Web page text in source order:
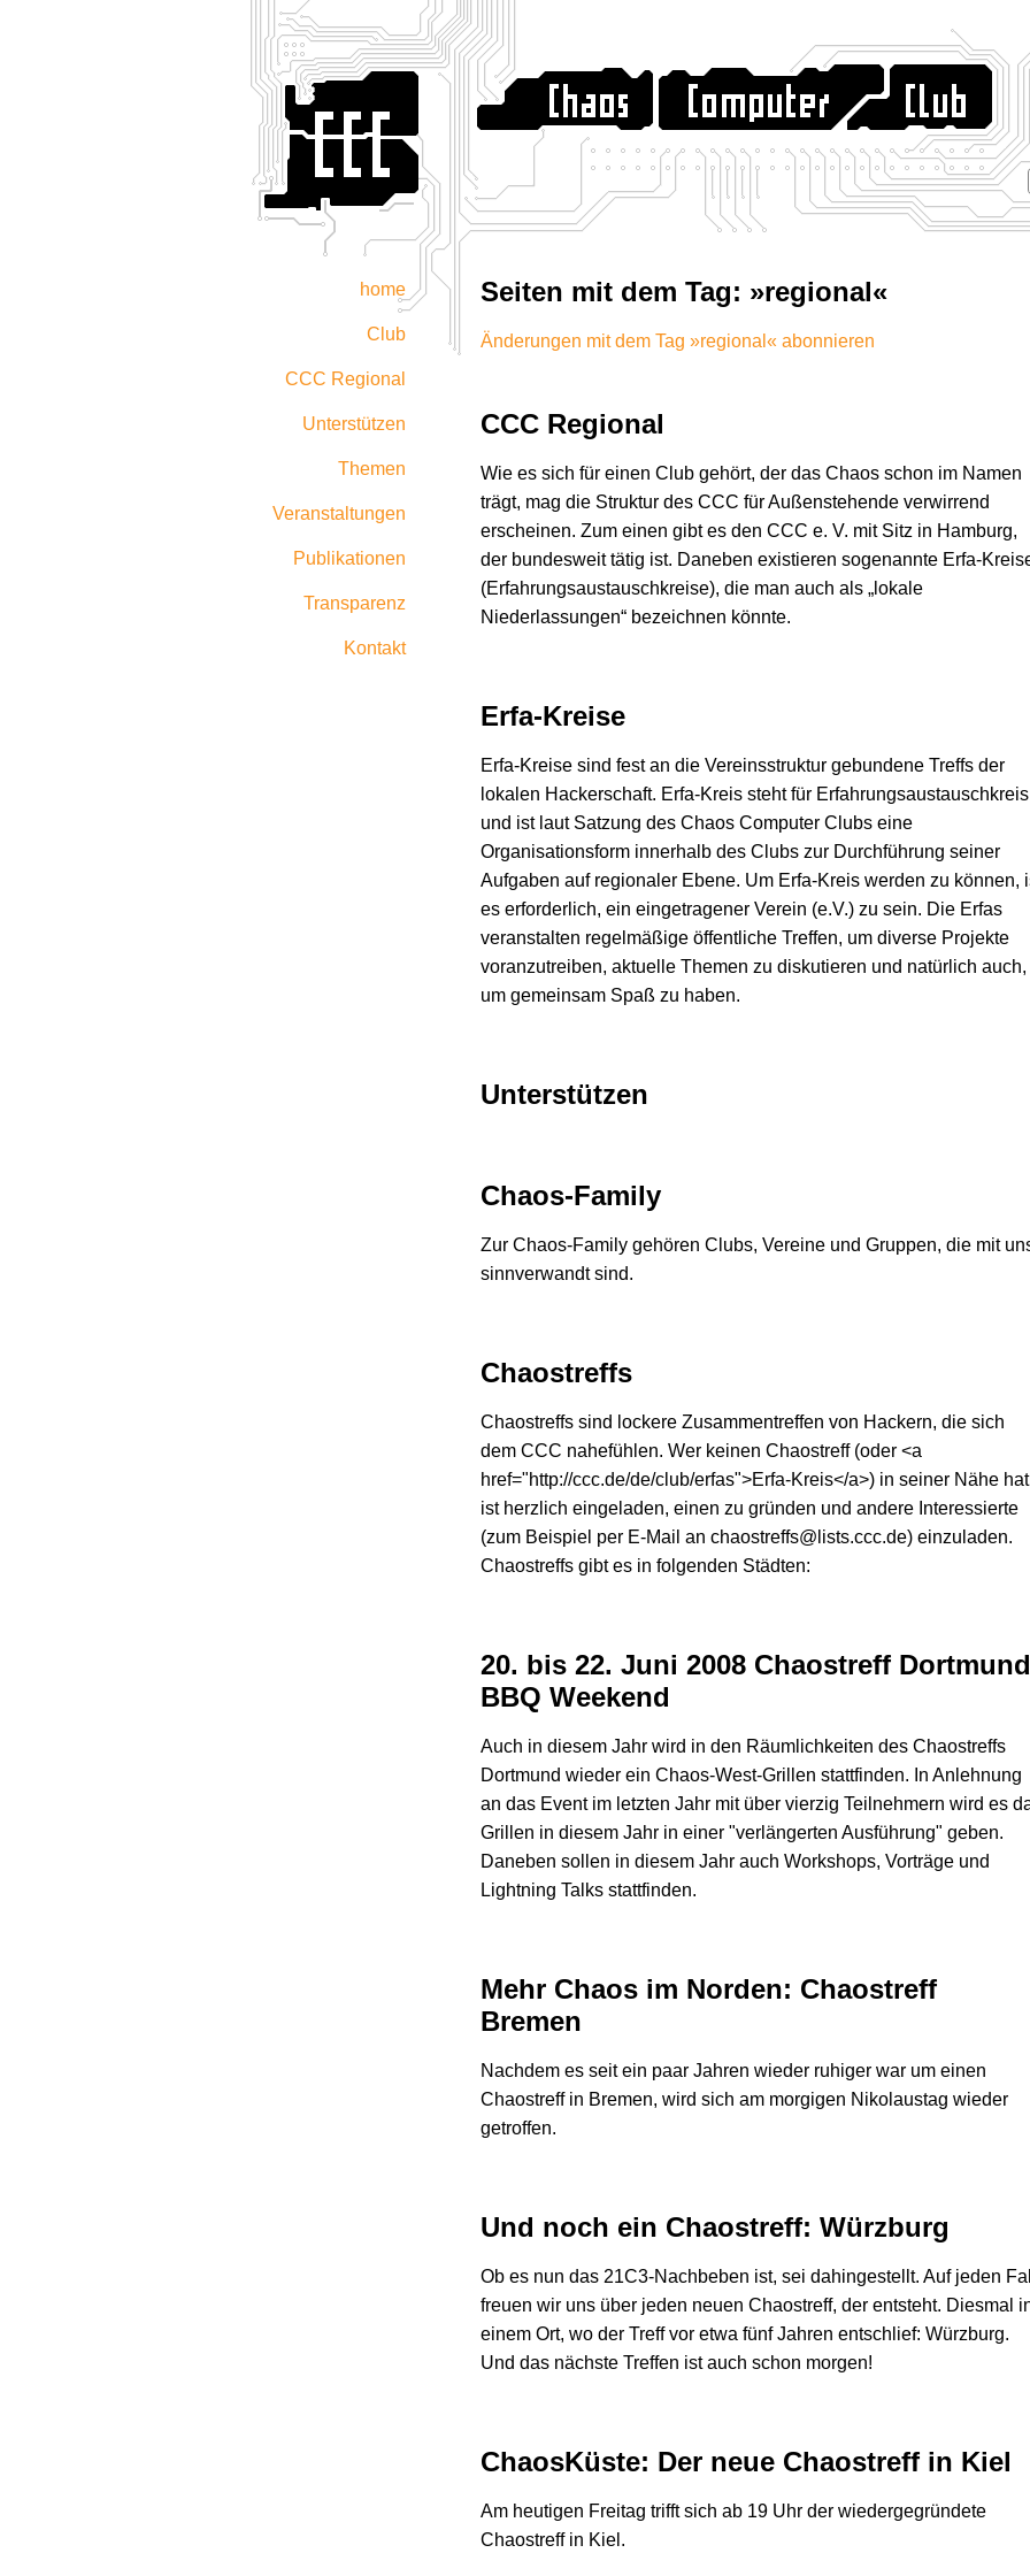
home
Club
CCC Regional
Unterstützen
Themen
Veranstaltungen
Publikationen
Transparenz
Kontakt
Seiten mit dem Tag: »regional«
Änderungen mit dem Tag »regional« abonnieren
CCC Regional
Wie es sich für einen Club gehört, der das Chaos schon im Namen
trägt, mag die Struktur des CCC für Außenstehende verwirrend
erscheinen. Zum einen gibt es den CCC e. V. mit Sitz in Hamburg,
der bundesweit tätig ist. Daneben existieren sogenannte Erfa-
(Erfahrungsaustauschkreise), die man auch als „lokale
Niederlassungen“ bezeichnen könnte.
Erfa-Kreise
Erfa-Kreise sind fest an die Vereinsstruktur gebundene Treffs der
lokalen Hackerschaft. Erfa-Kreis steht für Erfahrungsaustauschkreis
und ist laut Satzung des Chaos Computer Clubs eine
Organisationsform innerhalb des Clubs zur Durchführung seiner
Aufgaben auf regionaler Ebene. Um Erfa-Kreis werden zu können,
es erforderlich, ein eingetragener Verein (e.V.) zu sein. Die Erfas
veranstalten regelmäßige öffentliche Treffen, um diverse Projekte
voranzutreiben, aktuelle Themen zu diskutieren und natürlich auch,
um gemeinsam Spaß zu haben.
Unterstützen
Chaos-Family
Zur Chaos-Family gehören Clubs, Vereine und Gruppen, die mit
sinnverwandt sind.
Chaostreffs
Chaostreffs sind lockere Zusammentreffen von Hackern, die sich
dem CCC nahefühlen. Wer keinen Chaostreff (oder <a
href="http://ccc.de/de/club/erfas">Erfa-Kreis</a>) in seiner Nähe
ist herzlich eingeladen, einen zu gründen und andere Interessierte
(zum Beispiel per E-Mail an chaostreffs@lists.ccc.de) einzuladen.
Chaostreffs gibt es in folgenden Städten:
20. bis 22. Juni 2008 Chaostreff Dortmund
BBQ Weekend
Auch in diesem Jahr wird in den Räumlichkeiten des Chaostreffs
Dortmund wieder ein Chaos-West-Grillen stattfinden. In Anlehnung
an das Event im letzten Jahr mit über vierzig Teilnehmern wird es
Grillen in diesem Jahr in einer "verlängerten Ausführung" geben.
Daneben sollen in diesem Jahr auch Workshops, Vorträge und
Lightning Talks stattfinden.
Mehr Chaos im Norden: Chaostreff
Bremen
Nachdem es seit ein paar Jahren wieder ruhiger war um einen
Chaostreff in Bremen, wird sich am morgigen Nikolaustag wieder
getroffen.
Und noch ein Chaostreff: Würzburg
Ob es nun das 21C3-Nachbeben ist, sei dahingestellt. Auf jeden
freuen wir uns über jeden neuen Chaostreff, der entsteht. Diesmal
einem Ort, wo der Treff vor etwa fünf Jahren entschlief: Würzburg.
Und das nächste Treffen ist auch schon morgen!
ChaosKüste: Der neue Chaostreff in Kiel
Am heutigen Freitag trifft sich ab 19 Uhr der wiedergegründete
Chaostreff in Kiel.